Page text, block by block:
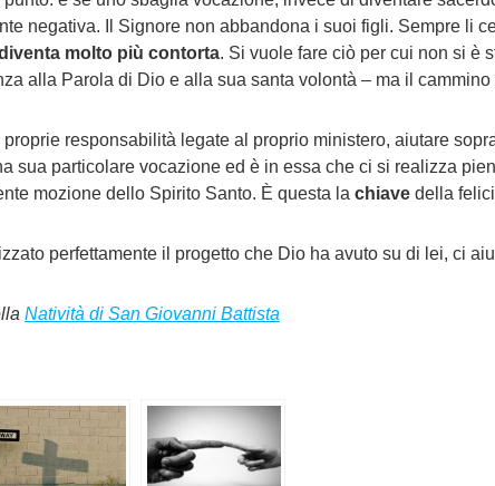
negativa. Il Signore non abbandona i suoi figli. Sempre li
molto più contorta. Si vuole fare ciò per cui non si è
alla Parola di Dio e alla sua santa volontà – ma il
responsabilità legate al proprio ministero, aiutare
sua particolare vocazione ed è in essa che ci si realizza
mozione dello Spirito Santo. È questa la chiave della
perfettamente il progetto che Dio ha avuto su di lei, ci
Natività di San Giovanni Battista